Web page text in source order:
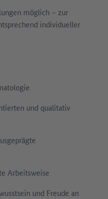
möglich – zur
individueller
und qualitativ
Arbeitsweise
und Freude an